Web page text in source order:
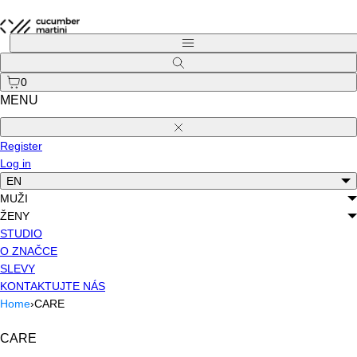
to
0
MENU
Close
Register
Log in
EN
MUŽI
ŽENY
STUDIO
O ZNAČCE
SLEVY
KONTAKTUJTE NÁS
Home›CARE
CARE